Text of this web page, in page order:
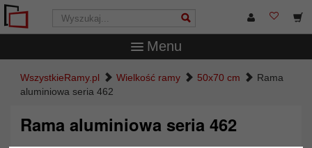
Menu
WszystkieRamy.pl Wielkość ramy 50x70 cm
Rama
aluminiowa seria 462
Rama aluminiowa seria 462